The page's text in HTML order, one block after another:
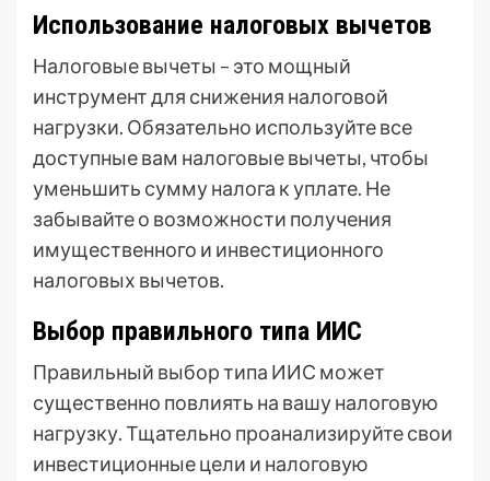
Использование налоговых вычетов
Налоговые вычеты – это мощный
инструмент для снижения налоговой
нагрузки. Обязательно используйте все
доступные вам налоговые вычеты, чтобы
уменьшить сумму налога к уплате. Не
забывайте о возможности получения
имущественного и инвестиционного
налоговых вычетов.
Выбор правильного типа ИИС
Правильный выбор типа ИИС может
существенно повлиять на вашу налоговую
нагрузку. Тщательно проанализируйте свои
инвестиционные цели и налоговую